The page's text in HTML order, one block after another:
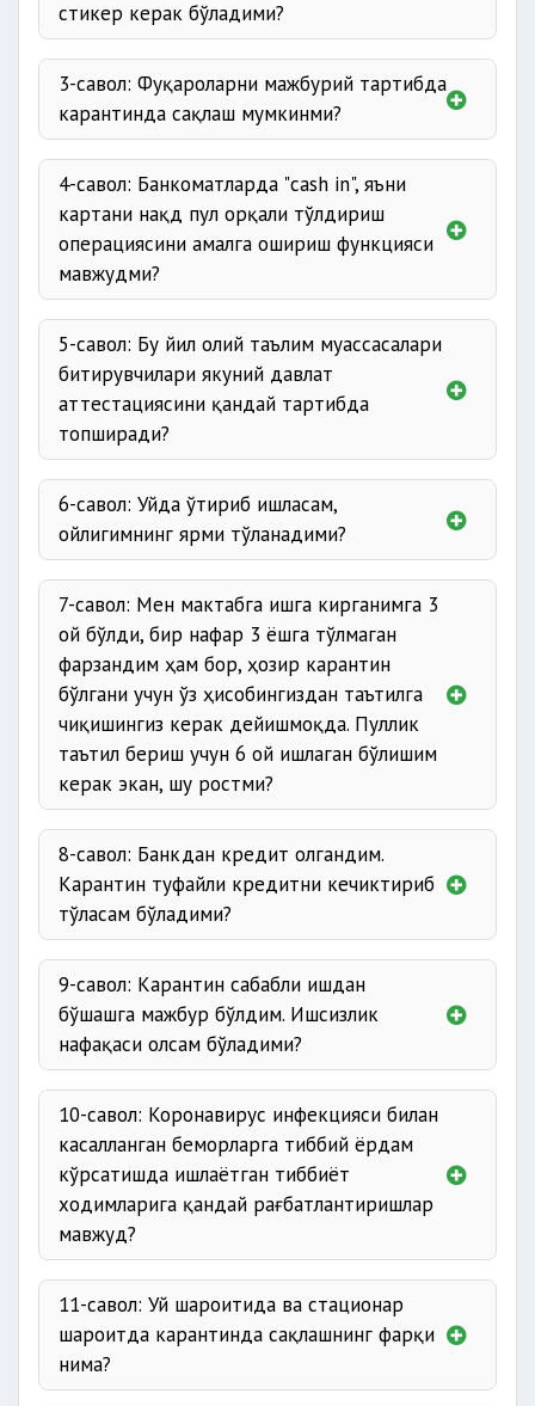
стикер керак бўладими?
3-савол: Фуқароларни мажбурий тартибда
карантинда сақлаш мумкинми?
4-савол: Банкоматларда "cash in", яъни
картани нақд пул орқали тўлдириш
операциясини амалга ошириш функцияси
мавжудми?
5-савол: Бу йил олий таълим муассасалари
битирувчилари якуний давлат
аттестациясини қандай тартибда
топширади?
6-савол: Уйда ўтириб ишласам,
ойлигимнинг ярми тўланадими?
7-савол: Мен мактабга ишга кирганимга 3
ой бўлди, бир нафар 3 ёшга тўлмаган
фарзандим ҳам бор, ҳозир карантин
бўлгани учун ўз ҳисобингиздан таътилга
чиқишингиз керак дейишмоқда. Пуллик
таътил бериш учун 6 ой ишлаган бўлишим
керак экан, шу ростми?
8-савол: Банкдан кредит олгандим.
Карантин туфайли кредитни кечиктириб
тўласам бўладими?
9-савол: Карантин сабабли ишдан
бўшашга мажбур бўлдим. Ишсизлик
нафақаси олсам бўладими?
10-савол: Коронавирус инфекцияси билан
касалланган беморларга тиббий ёрдам
кўрсатишда ишлаётган тиббиёт
ходимларига қандай рағбатлантиришлар
мавжуд?
11-савол: Уй шароитида ва стационар
шароитда карантинда сақлашнинг фарқи
нима?